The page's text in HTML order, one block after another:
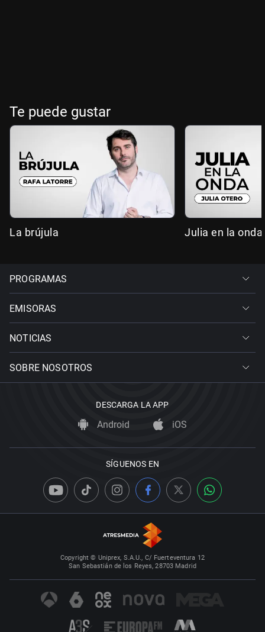
Te puede gustar
La brújula Julia en la onda
PROGRAMAS
EMISORAS
NOTICIAS
SOBRE NOSOTROS
DESCARGA LA APP
Android iOS
SÍGUENOS EN
Copyright © Uniprex, S.A.U., C/ Fuerteventura 12
San Sebastián de los Reyes, 28703 Madrid